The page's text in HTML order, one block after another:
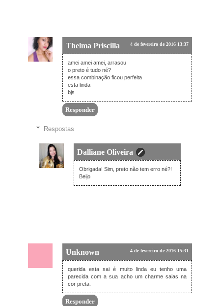
Thelma Priscilla 4 de fevereiro de 2016 13:37
amei amei amei, arrasou
o preto é tudo né?
essa combinação ficou perfeita
esta linda
bjs
Responder
Respostas
Dalliane Oliveira
24 de fevereiro de 2016 01:52
Obrigada! Sim, preto não tem erro né?!
Beijo
Unknown 4 de fevereiro de 2016 15:31
querida esta sai é muito linda eu tenho uma
parecida com a sua acho um charme saias na
cor preta.
Responder